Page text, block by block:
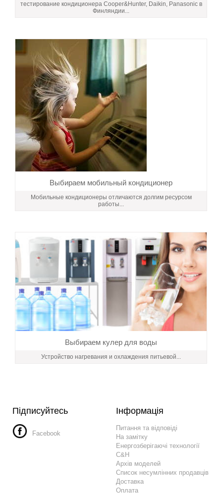
тестирование кондиционера Сooper&Hunter, Daikin, Panasonic в
Финляндии...
Выбираем мобильный кондиционер
Мобильные кондиционеры отличаются долгим ресурсом
работы...
Выбираем кулер для воды
Устройство нагревания и охлаждения питьевой...
Підписуйтесь
Facebook
Інформація
Питання та відповіді
На замітку
Енергозберігаючі технології
C&H
Архів моделей
Список несумлінних продавців
Доставка
Оплата